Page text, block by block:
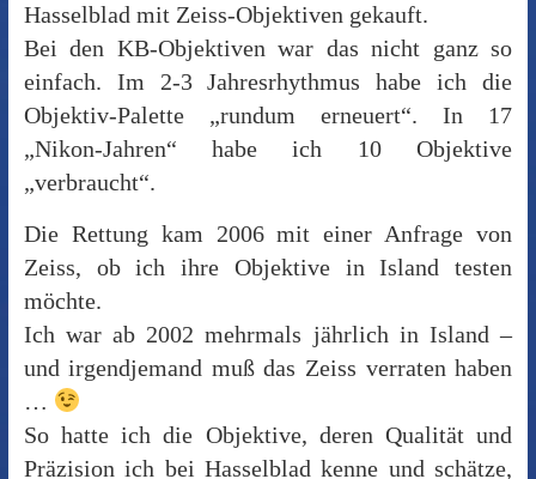
Hasselblad mit Zeiss-Objektiven gekauft.
Bei den KB-Objektiven war das nicht ganz so
einfach. Im 2-3 Jahresrhythmus habe ich die
Objektiv-Palette „rundum erneuert“. In 17
„Nikon-Jahren“ habe ich 10 Objektive
„verbraucht“.
Die Rettung kam 2006 mit einer Anfrage von
Zeiss, ob ich ihre Objektive in Island testen
möchte.
Ich war ab 2002 mehrmals jährlich in Island –
und irgendjemand muß das Zeiss verraten haben
…
So hatte ich die Objektive, deren Qualität und
Präzision ich bei Hasselblad kenne und schätze,